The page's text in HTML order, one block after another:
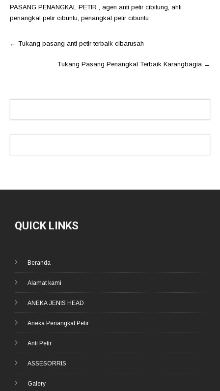
PASANG PENANGKAL PETIR agen anti petir cibitung ahli
penangkal petir cibuntu penangkal petir cibuntu
Post
← Tukang pasang anti petir terbaik cibarusah
Tukang Pasang Penangkal Terbaik Karangbagia →
QUICK LINKS
Beranda
Alamat kami
ANEKA JENIS HEAD
Aneka Penangkal Petir
Anti Petir
ASSESORRIS
Galery